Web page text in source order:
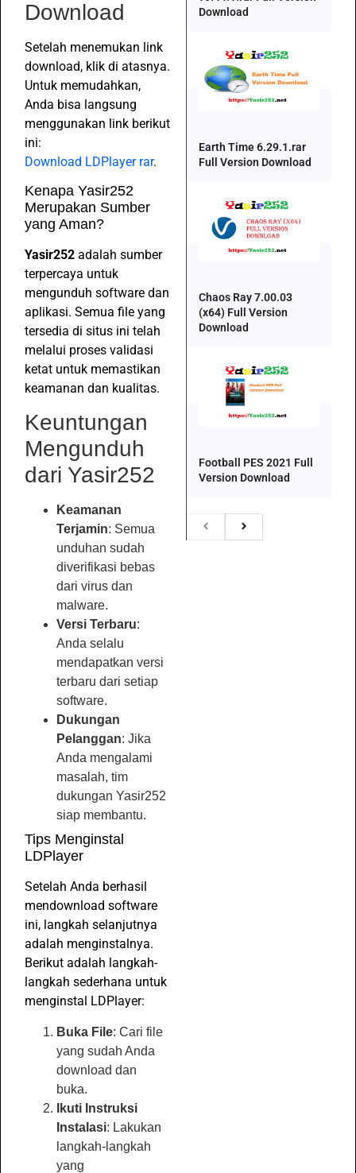
Download
Setelah menemukan link
download, klik di atasnya.
Untuk memudahkan,
Anda bisa langsung
menggunakan link berikut
ini:
Download LDPlayer rar.
Kenapa Yasir252
Merupakan Sumber
yang Aman?
Yasir252 adalah sumber
terpercaya untuk
mengunduh software dan
aplikasi. Semua file yang
tersedia di situs ini telah
melalui proses validasi
ketat untuk memastikan
keamanan dan kualitas.
Keuntungan
Mengunduh
dari Yasir252
Keamanan
Terjamin: Semua
unduhan sudah
diverifikasi bebas
dari virus dan
malware.
Versi Terbaru:
Anda selalu
mendapatkan versi
terbaru dari setiap
software.
Dukungan
Pelanggan: Jika
Anda mengalami
masalah, tim
dukungan Yasir252
siap membantu.
Tips Menginstal
LDPlayer
Setelah Anda berhasil
mendownload software
ini, langkah selanjutnya
adalah menginstalnya.
Berikut adalah langkah-
langkah sederhana untuk
menginstal LDPlayer:
Buka File: Cari file
yang sudah Anda
download dan
buka.
Ikuti Instruksi
Instalasi: Lakukan
langkah-langkah
yang
Download
Earth Time 6.29.1.rar
Full Version Download
Chaos Ray 7.00.03
(x64) Full Version
Download
Football PES 2021 Full
Version Download